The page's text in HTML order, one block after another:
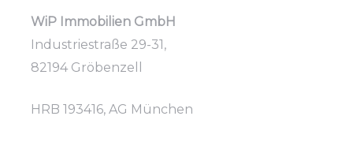
WiP Immobilien GmbH
Industriestraße 29-31,
82194 Gröbenzell
HRB 193416, AG München